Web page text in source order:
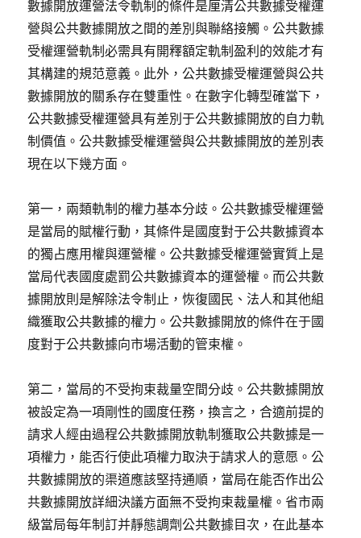
數據開放運營法令軌制的條件是厘清公共數據受權運
營與公共數據開放之間的差別與聯絡接觸。公共數據
受權運營軌制必需具有開釋額定軌制盈利的效能才有
其構建的規范意義。此外，公共數據受權運營與公共
數據開放的關系存在雙重性。在數字化轉型確當下，
公共數據受權運營具有差別于公共數據開放的自力軌
制價值。公共數據受權運營與公共數據開放的差別表
現在以下幾方面。
第一，兩類軌制的權力基本分歧。公共數據受權運營
是當局的賦權行動，其條件是國度對于公共數據資本
的獨占應用權與運營權。公共數據受權運營實質上是
當局代表國度處罰公共數據資本的運營權。而公共數
據開放則是解除法令制止，恢復國民、法人和其他組
織獲取公共數據的權力。公共數據開放的條件在于國
度對于公共數據向市場活動的管束權。
第二，當局的不受拘束裁量空間分歧。公共數據開放
被設定為一項剛性的國度任務，換言之，合適前提的
請求人經由過程公共數據開放軌制獲取公共數據是一
項權力，能否行使此項權力取決于請求人的意愿。公
共數據開放的渠道應該堅持通順，當局在能否作出公
共數據開放詳細決議方面無不受拘束裁量權。省市兩
級當局每年制訂并靜態調劑公共數據目次，在此基本